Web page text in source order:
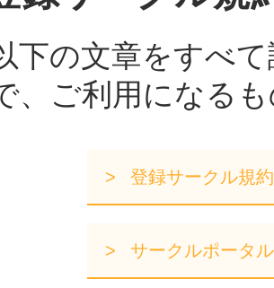
下の文章をすべ
、ご利用になる
登録サークル規約
サークルポータ